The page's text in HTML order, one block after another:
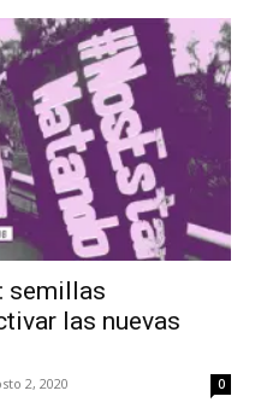
semillas
las nuevas
2, 2020 0